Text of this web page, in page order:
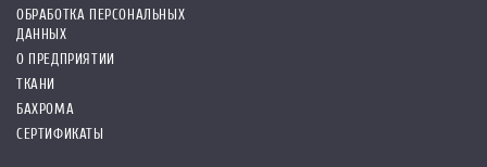
ОБРАБОТКА ПЕРСОНАЛЬНЫХ
ДАННЫХ
О ПРЕДПРИЯТИИ
ТКАНИ
БАХРОМА
СЕРТИФИКАТЫ